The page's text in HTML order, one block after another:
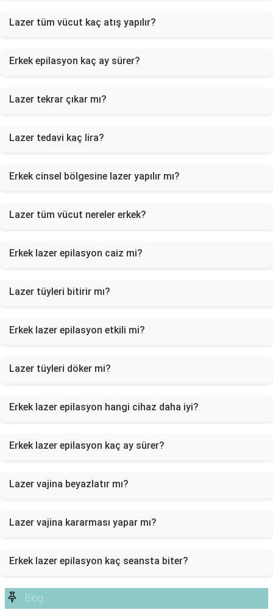
Lazer tüm vücut kaç atış yapılır?
Erkek epilasyon kaç ay sürer?
Lazer tekrar çıkar mı?
Lazer tedavi kaç lira?
Erkek cinsel bölgesine lazer yapılır mı?
Lazer tüm vücut nereler erkek?
Erkek lazer epilasyon caiz mi?
Lazer tüyleri bitirir mı?
Erkek lazer epilasyon etkili mi?
Lazer tüyleri döker mi?
Erkek lazer epilasyon hangi cihaz daha iyi?
Erkek lazer epilasyon kaç ay sürer?
Lazer vajina beyazlatır mı?
Lazer vajina kararması yapar mı?
Erkek lazer epilasyon kaç seansta biter?
Blog